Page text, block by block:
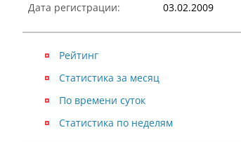
Дата регистрации:
03.02.2009
Рейтинг
Статистика за месяц
По времени суток
Статистика по неделям